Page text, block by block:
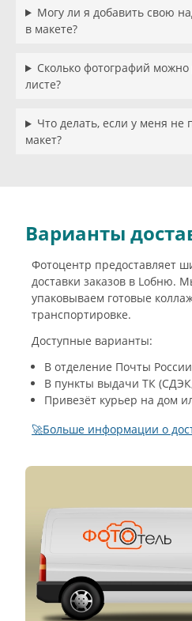
Могу ли я добавить свою
в макете?
Сколько фотографий
листе?
Что делать, если у меня не
макет?
Варианты
Фотоцентр предоставляет
доставки заказов в Lобню.
упаковываем готовые
транспортировке.
Доступные варианты:
В отделение Почты
В пункты выдачи ТК
Привезёт курьер на дом
🚀Больше информации о